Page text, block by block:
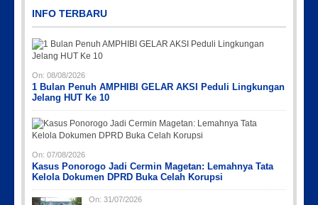
IMG_20230730_152959
Picsart_23-04-10_00-36-15-097
Picsart_23-04-12_11-55-35-604
Picsart_23-04-02_13-27-26-448
IMG-20191006-WA0043
INFO TERBARU
On: 08/08/2026
1 Bulan Penuh AMPHIBI GELAR AKSI Peduli Lingkungan
Jelang HUT Ke 10
On: 07/08/2026
Kasus Ponorogo Jadi Cermin Magetan: Lemahnya Tata
Kelola Dokumen DPRD Buka Celah Korupsi
On: 31/07/2026